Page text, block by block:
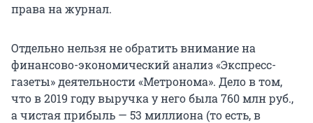
права на журнал.
Отдельно нельзя не обратить внимание на
финансово-экономический анализ «Экспресс-
газеты» деятельности «Метронома». Дело в том,
что в 2019 году выручка у него была 760 млн руб.,
а чистая прибыль — 53 миллиона (то есть, в